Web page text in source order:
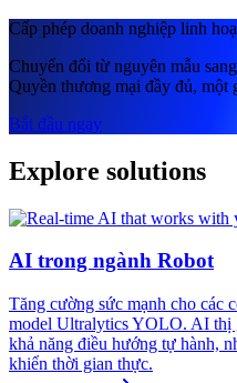
Cấp phép doanh nghiệp linh
Chuyển đổi từ nguyên mẫu
Quyền thương mại đầy đủ, một
Bắt đầu ngay
Explore solutions
AI trong ngành Robot
Tăng cường sức mạnh cho các
model Ultralytics YOLO. AI thị
khả năng điều hướng tự hành,
khiển thời gian thực.